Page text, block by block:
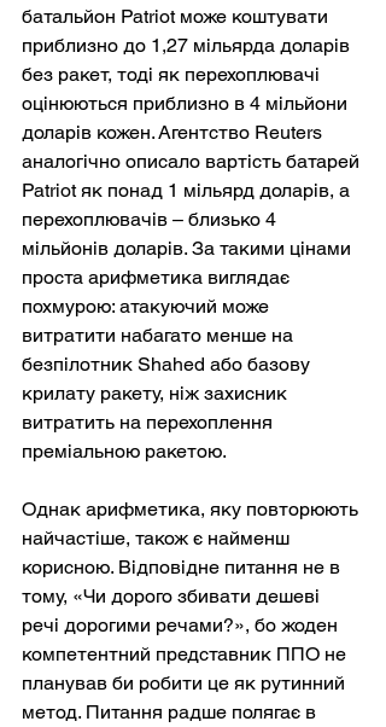
батальйон Patriot може коштувати
приблизно до 1,27 мільярда доларів
без ракет, тоді як перехоплювачі
оцінюються приблизно в 4 мільйони
доларів кожен. Агентство Reuters
аналогічно описало вартість батарей
Patriot як понад 1 мільярд доларів, а
перехоплювачів – близько 4
мільйонів доларів. За такими цінами
проста арифметика виглядає
похмурою: атакуючий може
витратити набагато менше на
безпілотник Shahed або базову
крилату ракету, ніж захисник
витратить на перехоплення
преміальною ракетою.
Однак арифметика, яку повторюють
найчастіше, також є найменш
корисною. Відповідне питання не в
тому, «Чи дорого збивати дешеві
речі дорогими речами?», бо жоден
компетентний представник ППО не
планував би робити це як рутинний
метод. Питання радше полягає в